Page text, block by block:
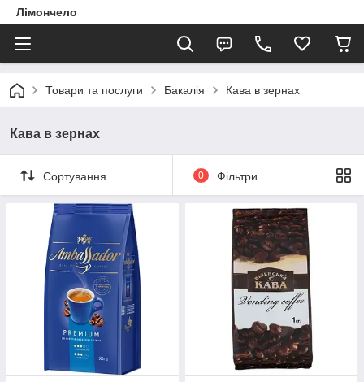
Лімончело
Товари та послуги Бакалія Кава в зернах
Кава в зернах
Сортування 0 Фільтри